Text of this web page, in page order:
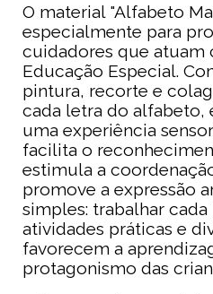
O material "Alfabeto
especialmente para
cuidadores que atuam
Educação Especial.
pintura, recorte e
cada letra do alfabeto,
uma experiência
facilita o
estimula a
promove a expressão
simples: trabalhar
atividades práticas e
favorecem a
protagonismo das